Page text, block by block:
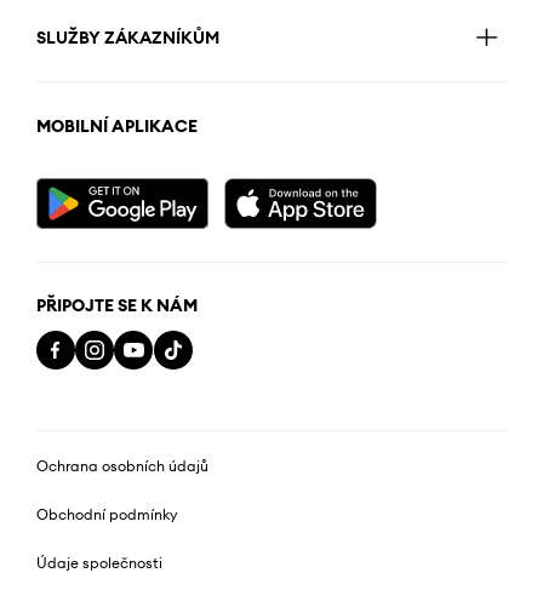
SLUŽBY ZÁKAZNÍKŮM
MOBILNÍ APLIKACE
PŘIPOJTE SE K NÁM
Ochrana osobních údajů
Obchodní podmínky
Údaje společnosti